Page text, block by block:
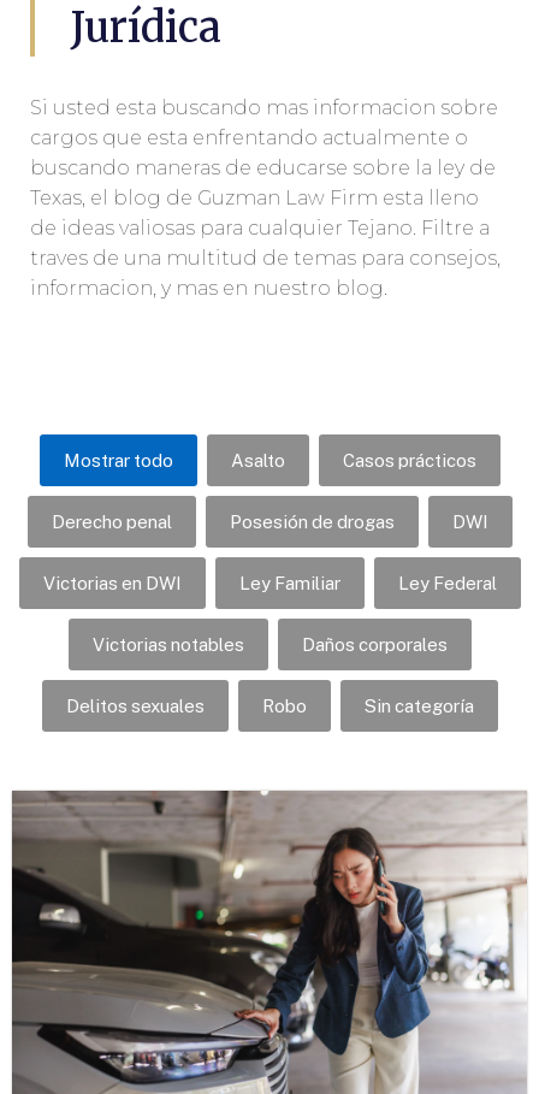
Jurídica
Si usted esta buscando mas informacion sobre
cargos que esta enfrentando actualmente o
buscando maneras de educarse sobre la ley de
Texas, el blog de Guzman Law Firm esta lleno
de ideas valiosas para cualquier Tejano. Filtre a
traves de una multitud de temas para consejos,
informacion, y mas en nuestro blog.
Mostrar todo Asalto Casos prácticos
Derecho penal Posesión de drogas DWI
Victorias en DWI Ley Familiar Ley Federal
Victorias notables Daños corporales
Delitos sexuales Robo Sin categoría